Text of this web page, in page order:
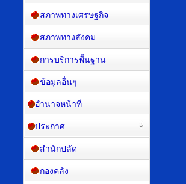
สภาพทางเศรษฐกิจ
สภาพทางสังคม
การบริการพื้นฐาน
ข้อมูลอื่นๆ
อำนาจหน้าที่
ประกาศ
สำนักปลัด
กองคลัง